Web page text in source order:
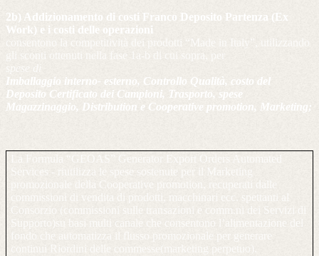
2b) Addizionamento di costi Franco Deposito Partenza (Ex
Work) e i costi delle operazioni
consentono la competitività dei prodotti “Made in Italy”, utilizzando
gli sconti ottenuti nella fase 1a-b di cui sopra, per
spese di
Imballaggio interno- esterno, Controllo Qualità, costo del
Deposito Certificato dei Campioni, Trasporto, spese
Magazzinaggio, Distribution e Cooperative promotion, Marketing;
La Formula “GEOAS” Generator Export Orders Automated
Services - riutilizza le spese sostenute per il Marketing
promozionale della Cooperative promotion, recuperati dalle
commissioni di vendita di prodotti, macchinari ecc. spettanti al
Consorzio (commissioni sulle transazioni e comm.ni dei Servizi di
Supporto)su basi multi canale che consentono l’alimentazione del
fondo che automatizza il flusso promozionale per generare
continui Riordini delle commesse(marketing perpetuo).